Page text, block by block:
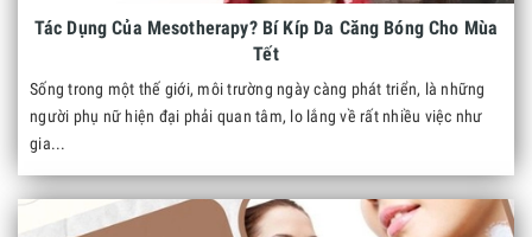
Tác Dụng Của Mesotherapy? Bí Kíp Da Căng Bóng Cho Mùa
Tết
Sống trong một thế giới, môi trường ngày càng phát triển, là những
người phụ nữ hiện đại phải quan tâm, lo lắng về rất nhiều việc như
gia...